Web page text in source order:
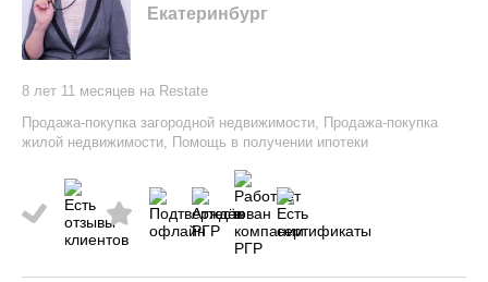
Екатеринбург
8 лет 11 месяцев на Restate
Продажа-покупка загородной недвижимости
Продажа-покупка
жилой недвижимости
Помощь в получении ипотеки